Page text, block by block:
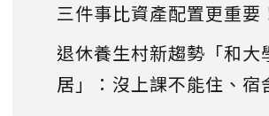
三件事比資產配置更重要
退休養生村新趨勢「和大
居」：沒上課不能住、宿